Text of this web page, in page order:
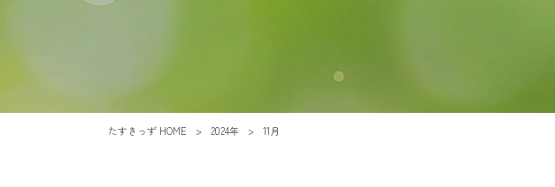
たすきっず HOME > 2024年 > 11月